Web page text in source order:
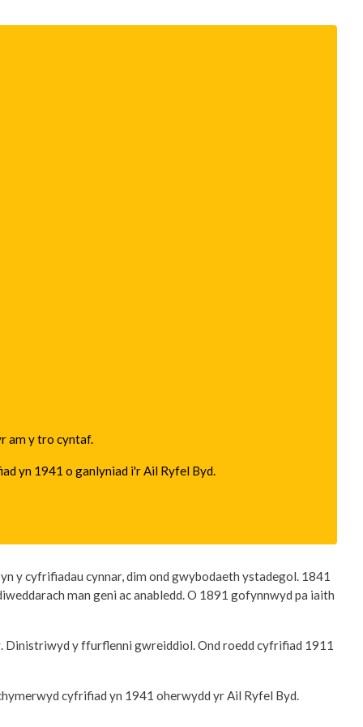
am y tro cyntaf.
yn 1941 o ganlyniad i'r Ail Ryfel Byd.
y cyfrifiadau cynnar, dim ond gwybodaeth ystadegol. 1841
man geni ac anabledd. O 1891 gofynnwyd pa iaith
y ffurflenni gwreiddiol. Ond roedd cyfrifiad 1911
cyfrifiad yn 1941 oherwydd yr Ail Ryfel Byd.